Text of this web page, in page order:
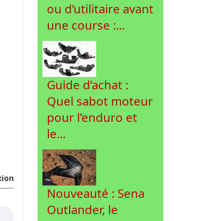
ou d’utilitaire avant
une course :...
Guide d’achat :
Quel sabot moteur
pour l’enduro et
le...
Nouveauté : Sena
Outlander, le